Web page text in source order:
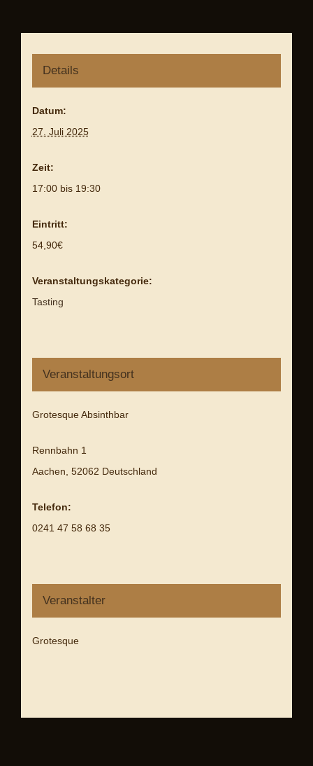
Details
Datum:
27. Juli 2025
Zeit:
17:00 bis 19:30
Eintritt:
54,90€
Veranstaltungskategorie:
Tasting
Veranstaltungsort
Grotesque Absinthbar
Rennbahn 1
Aachen 52062 Deutschland
Telefon:
0241 47 58 68 35
Veranstalter
Grotesque